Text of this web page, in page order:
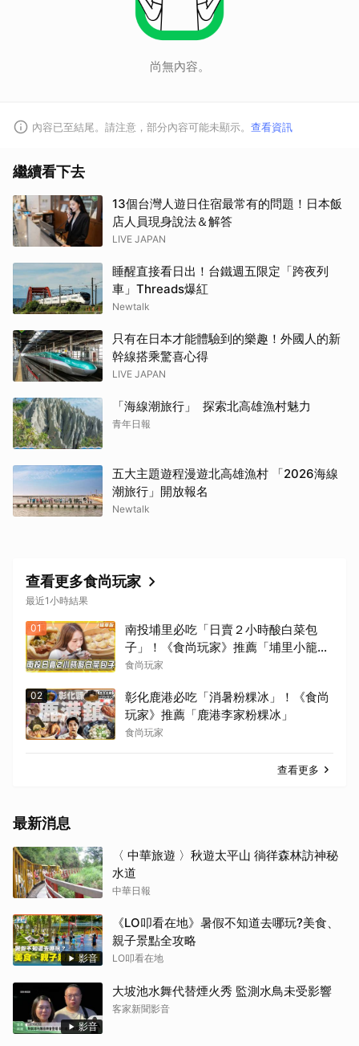
尚無內容。
內容已至結尾。請注意，部分內容可能未顯示。 查看資訊
繼續看下去
13個台灣人遊日住宿最常有的問題！日本飯
店人員現身說法＆解答
LIVE JAPAN
睡醒直接看日出！台鐵週五限定「跨夜列
車」Threads爆紅
Newtalk
只有在日本才能體驗到的樂趣！外國人的新
幹線搭乘驚喜心得
LIVE JAPAN
「海線潮旅行」 探索北高雄漁村魅力
青年日報
五大主題遊程漫遊北高雄漁村 「2026海線
潮旅行」開放報名
Newtalk
查看更多食尚玩家
最近1小時結果
01
南投埔里必吃「日賣２小時酸白菜包
子」！《食尚玩家》推薦「埔里小籠
包」
食尚玩家
02
彰化鹿港必吃「消暑粉粿冰」！《食尚
玩家》推薦「鹿港李家粉粿冰」
食尚玩家
查看更多
最新消息
〈 中華旅遊 〉秋遊太平山 徜徉森林訪神秘
水道
中華日報
影音
《LO叩看在地》暑假不知道去哪玩?美食、
親子景點全攻略
LO叩看在地
影音
大坡池水舞代替煙火秀 監測水鳥未受影響
客家新聞影音